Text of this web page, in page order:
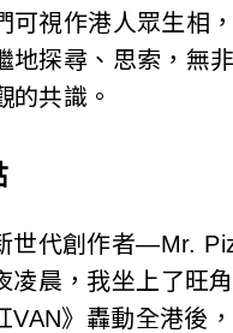
可視作港人眾生相
地探尋、思索，無
的共識。
世代創作者—Mr.
凌晨，我坐上了旺
VAN》轟動全港後